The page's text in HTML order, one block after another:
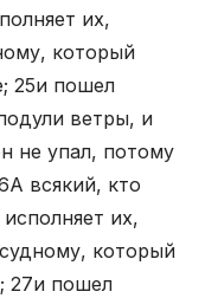
их,
который
25и пошел
ветры, и
не упал, потому
А всякий, кто
их,
который
27и пошел